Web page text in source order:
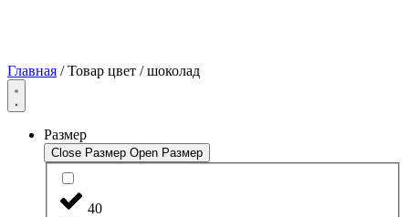
Главная / Товар цвет / шоколад
Размер
Close Размер Open Размер
40